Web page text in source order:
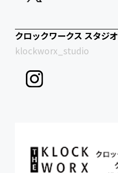
クロックワークス スタジオ
klockworx_studio